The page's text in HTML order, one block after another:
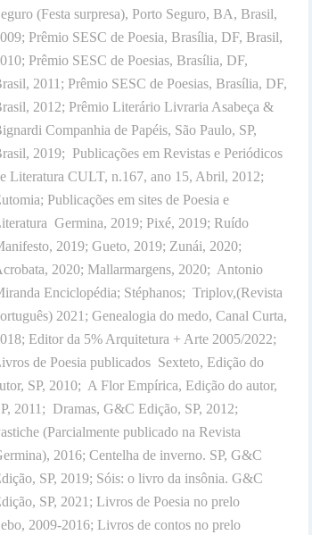
(Festa surpresa), Porto Seguro, BA, Brasil,
Prêmio SESC de Poesia, Brasília, DF, Brasil,
Prêmio SESC de Poesias, Brasília, DF,
2011; Prêmio SESC de Poesias, Brasília, DF,
2012; Prêmio Literário Livraria Asabeça &
Companhia de Papéis, São Paulo, SP,
2019; Publicações em Revistas e Periódicos
Literatura CULT, n.167, ano 15, Abril, 2012;
Publicações em sites de Poesia e
Germina, 2019; Pixé, 2019; Ruído
2019; Gueto, 2019; Zunái, 2020;
2020; Mallarmargens, 2020; Antonio
Enciclopédia; Stéphanos; Triplov,(Revista
2021; Genealogia do medo, Canal Curta,
Editor da 5% Arquitetura + Arte 2005/2022;
de Poesia publicados Sexteto, Edição do
SP, 2010; A Flor Empírica, Edição do autor,
2011; Dramas, G&C Edição, SP, 2012;
(Parcialmente publicado na Revista
2016; Centelha de inverno. SP, G&C
SP, 2019; Sóis: o livro da insônia. G&C
SP, 2021; Livros de Poesia no prelo
2009-2016; Livros de contos no prelo